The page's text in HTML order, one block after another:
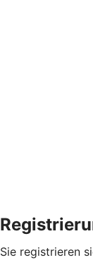
Sie registrieren